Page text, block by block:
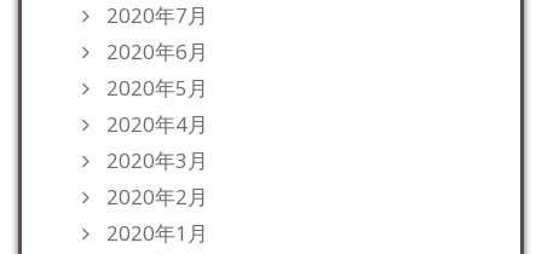
2020年7月
2020年6月
2020年5月
2020年4月
2020年3月
2020年2月
2020年1月